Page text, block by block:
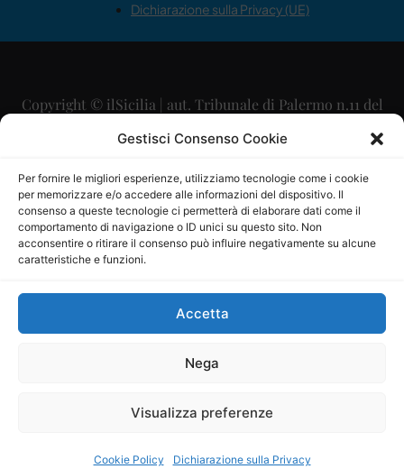
Gestisci Consenso Cookie
Per fornire le migliori esperienze, utilizziamo tecnologie come i cookie
per memorizzare e/o accedere alle informazioni del dispositivo. Il
consenso a queste tecnologie ci permetterà di elaborare dati come il
comportamento di navigazione o ID unici su questo sito. Non
acconsentire o ritirare il consenso può influire negativamente su alcune
caratteristiche e funzioni.
Accetta
Nega
Visualizza preferenze
Cookie Policy Dichiarazione sulla Privacy
Dichiarazione sulla Privacy (UE)
Copyright © ilSicilia | aut. Tribunale di Palermo n.11 del
29/09/2015
Direttore Editoriale: Maurizio Scaglione
Direttore Responsabile: Maria Calabrese
P.IVA: 06334930820
Mercurio Comunicazione Società Cooperativa a r.l. è
iscritta al Registro degli Operatori di Comunicazione al
Sito gestito daLa Digitale srl–info@ladigitale.it